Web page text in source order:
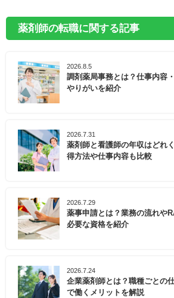
薬剤師の転職に関する記事
2026.8.5
調剤薬局事務とは？仕事内容
やりがいを紹介
2026.7.31
薬剤師と看護師の年収はどれ
得方法や仕事内容も比較
2026.7.29
薬事申請とは？業務の流れや
必要な資格を紹介
2026.7.24
企業薬剤師とは？職種ごとの
で働くメリットを解説